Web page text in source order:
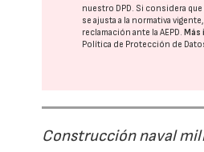
nuestro DPD. Si considera
se ajusta a la normativa
reclamación ante laAEPD.Más
Política de Protección de
Construcción naval